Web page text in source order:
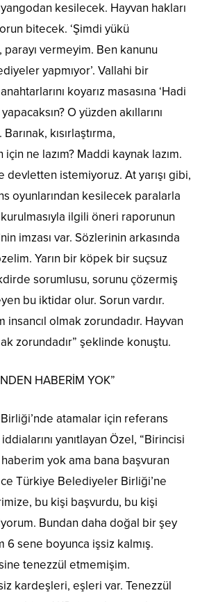
kesilecek. Hayvan hakları
bitecek. ‘Şimdi yükü
vermeyim. Ben kanunu
yapmıyor’. Vallahi bir
koyarız masasına ‘Hadi
O yüzden akıllarını
kısırlaştırma,
ne lazım? Maddi kaynak lazım.
devletten istemiyoruz. At yarışı gibi,
oyunlarından kesilecek paralarla
ilgili öneri raporunun
imzası var. Sözlerinin arkasında
Yarın bir köpek bir suçsuz
sorumlusu, sorunu çözermiş
bu iktidar olur. Sorun vardır.
insancıl olmak zorundadır. Hayvan
zorundadır” şeklinde konuştu.
HABERİM YOK”
atamalar için referans
yanıtlayan Özel, “Birincisi
yok ama bana başvuran
Türkiye Belediyeler Birliği’ne
bu kişi başvurdu, bu kişi
Bundan daha doğal bir şey
sene boyunca işsiz kalmış.
tenezzül etmemişim.
kardeşleri, eşleri var. Tenezzül